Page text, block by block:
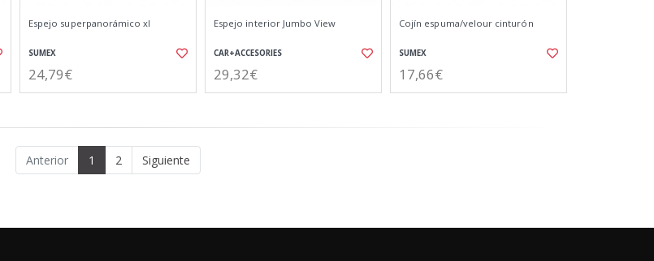
Espejo superpanorámico xl
SUMEX
24,79€
Espejo interior Jumbo View
CAR+ACCESORIES
29,32€
Cojín espuma/velour cinturón
SUMEX
17,66€
Anterior 1 2 Siguiente